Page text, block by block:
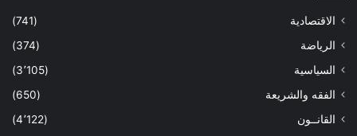
الاقتصادية
(741)
الرياضة
(374)
السياسية
(3٬105)
الفقه والشريعة
(650)
القانــون
(4٬122)